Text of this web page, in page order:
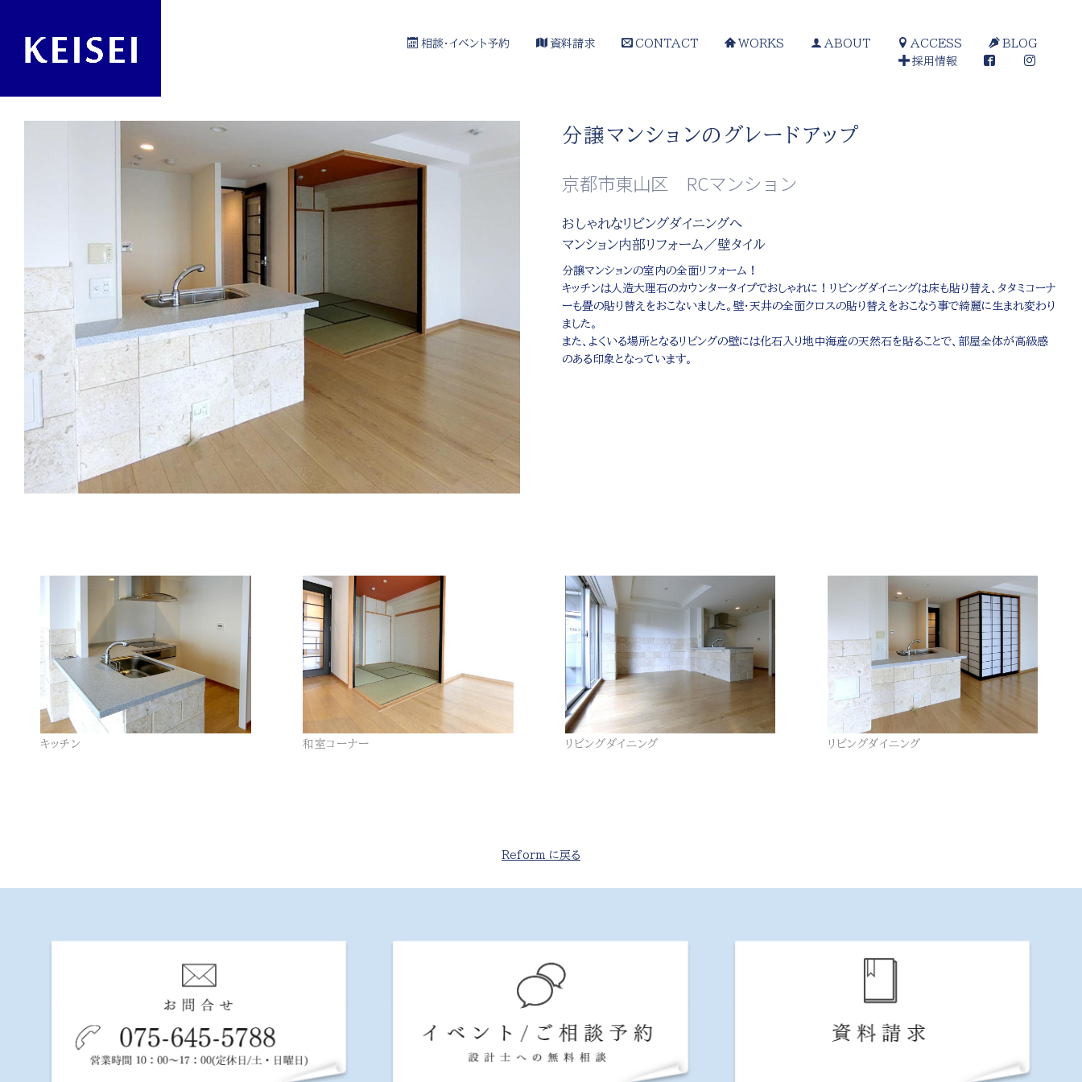
相談・イベント予約 資料請求 CONTACT WORKS ABOUT ACCESS
BLOG
採用情報
分譲マンションのグレードアップ
京都市東山区 RCマンション
おしゃれなリビングダイニングへ
マンション内部リフォーム／壁タイル
分譲マンションの室内の全面リフォーム！
キッチンは人造大理石のカウンタータイプでおしゃれに！リビングダイニングは床も貼り替え、タタミコーナ
ーも畳の貼り替えをおこないました。壁・天井の全面クロスの貼り替えをおこなう事で綺麗に生まれ変わり
ました。
また、よくいる場所となるリビングの壁には化石入り地中海産の天然石を貼ることで、部屋全体が高級感
のある印象となっています。
キッチン 和室コーナー リビングダイニング リビングダイニング
Reform に戻る